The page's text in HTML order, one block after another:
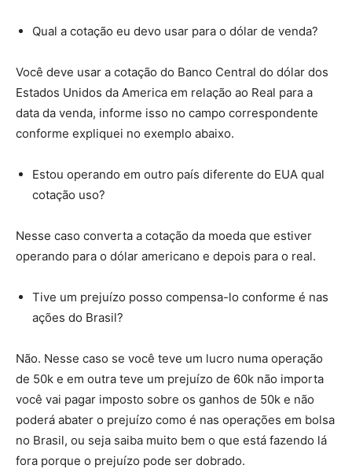
Qual a cotação eu devo usar para o dólar de venda?
Você deve usar a cotação do Banco Central do dólar dos
Estados Unidos da America em relação ao Real para a
data da venda, informe isso no campo correspondente
conforme expliquei no exemplo abaixo.
Estou operando em outro país diferente do EUA qual
cotação uso?
Nesse caso converta a cotação da moeda que estiver
operando para o dólar americano e depois para o real.
Tive um prejuízo posso compensa-lo conforme é nas
ações do Brasil?
Não. Nesse caso se você teve um lucro numa operação
de 50k e em outra teve um prejuízo de 60k não importa
você vai pagar imposto sobre os ganhos de 50k e não
poderá abater o prejuízo como é nas operações em bolsa
no Brasil, ou seja saiba muito bem o que está fazendo lá
fora porque o prejuízo pode ser dobrado.